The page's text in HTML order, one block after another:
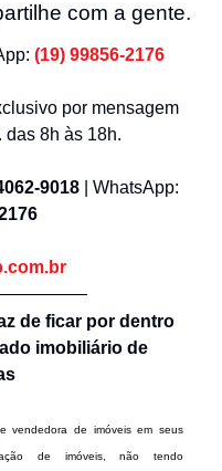
com a gente.
(19) 99856-2176
por mensagem
das 8h às 18h.
9018
de ficar por dentro
imobiliário de
vendedora de imóveis em seus
de imóveis, não tendo